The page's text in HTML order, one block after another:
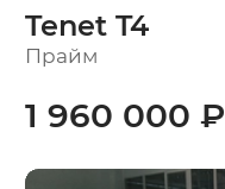
Tenet T4
Прайм
1 960 000 ₽